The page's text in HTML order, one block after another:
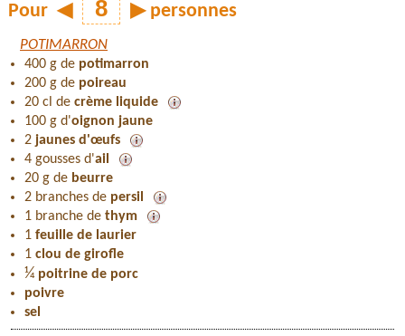
Pour ◀ ▶ personnes
POTIMARRON
400 g de potimarron
200 g de poireau
20 cl de crème liquide
100 g d'oignon jaune
2 jaunes d'œufs
4 gousses d'ail
20 g de beurre
2 branches de persil
1 branche de thym
1 feuille de laurier
1 clou de girofle
¼ poitrine de porc
poivre
sel